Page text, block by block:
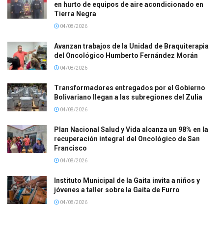
en hurto de equipos de aire acondicionado en
Tierra Negra
04/08/2026
Avanzan trabajos de la Unidad de Braquiterapia
del Oncológico Humberto Fernández Morán
04/08/2026
Transformadores entregados por el Gobierno
Bolivariano llegan a las subregiones del Zulia
04/08/2026
Plan Nacional Salud y Vida alcanza un 98% en la
recuperación integral del Oncológico de San
Francisco
04/08/2026
Instituto Municipal de la Gaita invita a niños y
jóvenes a taller sobre la Gaita de Furro
04/08/2026